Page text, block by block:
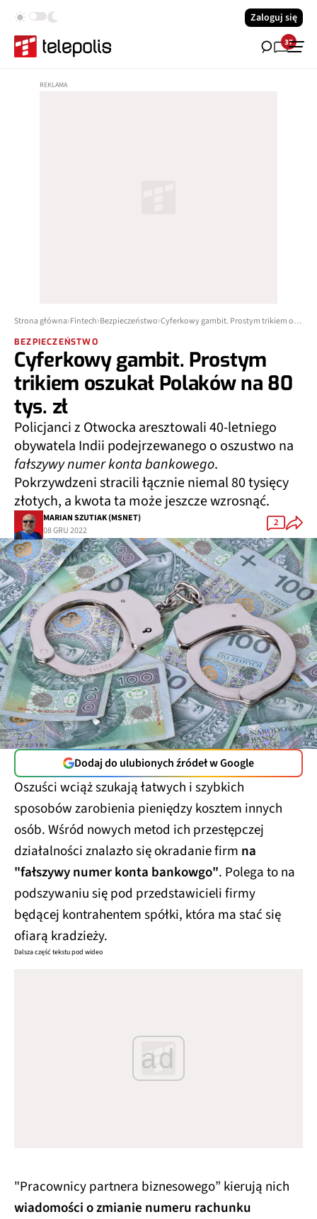
Zaloguj się
37
Strona główna Fintech Bezpieczeństwo Cyferkowy gambit. Prostym trikiem oszukał Polaków na 80 tys. zł
BEZPIECZEŃSTWO
Cyferkowy gambit. Prostym
trikiem oszukał Polaków na 80
tys. zł
Policjanci z Otwocka aresztowali 40-letniego
obywatela Indii podejrzewanego o oszustwo na
fałszywy numer konta bankowego.
Pokrzywdzeni stracili łącznie niemal 80 tysięcy
złotych, a kwota ta może jeszcze wzrosnąć.
MARIAN SZUTIAK (MSNET)
08 GRU 2022
2
Dodaj do ulubionych źródeł w Google
Oszuści wciąż szukają łatwych i szybkich
sposobów zarobienia pieniędzy kosztem innych
osób. Wśród nowych metod ich przestępczej
działalności znalazło się okradanie firm na
"fałszywy numer konta bankowgo". Polega to na
podszywaniu się pod przedstawicieli firmy
będącej kontrahentem spółki, która ma stać się
ofiarą kradzieży.
Dalsza część tekstu pod wideo
ad
"Pracownicy partnera biznesowego” kierują nich
wiadomości o zmianie numeru rachunku